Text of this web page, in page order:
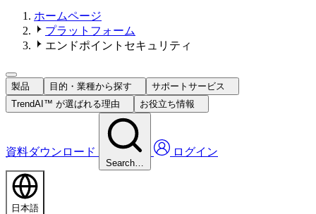
ホームページ
プラットフォーム
エンドポイントセキュリティ
製品 目的・業種から探す
サポートサービス
TrendAI™ が選ばれる理由
お役立ち情報
資料ダウンロード
Search…
ログイン
日本語